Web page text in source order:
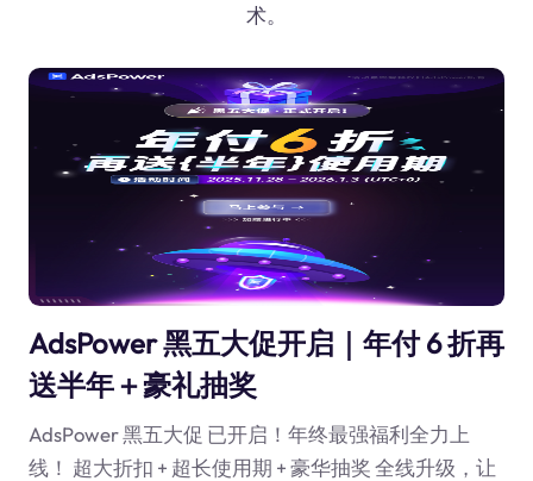
术。
AdsPower 黑五大促开启｜年付 6 折再
送半年＋豪礼抽奖
AdsPower 黑五大促 已开启！年终最强福利全力上
线！ 超大折扣 + 超长使用期 + 豪华抽奖 全线升级，让